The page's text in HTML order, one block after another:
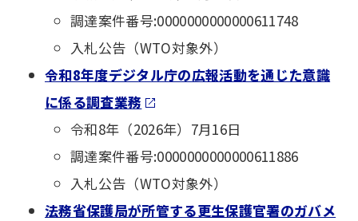
調達案件番号:0000000000000611748
入札公告（WTO対象外）
令和8年度デジタル庁の広報活動を通じた意識
に係る調査業務
令和8年（2026年）7月16日
調達案件番号:0000000000000611886
入札公告（WTO対象外）
法務省保護局が所管する更生保護官署のガバメ